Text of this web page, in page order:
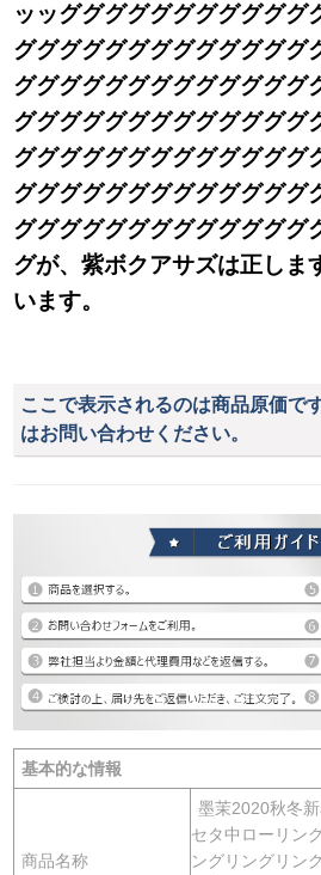
ッッグググググググググググ
グググググググググググググ
グググググググググググググ
グググググググググググググ
グググググググググググググ
グググググググググググググ
グググググググググググググ
グが、紫ボクアサズは正しま
います。
ここで表示されるのは商品原価で
はお問い合わせください。
基本的な情報
商品名称
墨茉2020秋冬
セタ中ローリン
ングリングリン